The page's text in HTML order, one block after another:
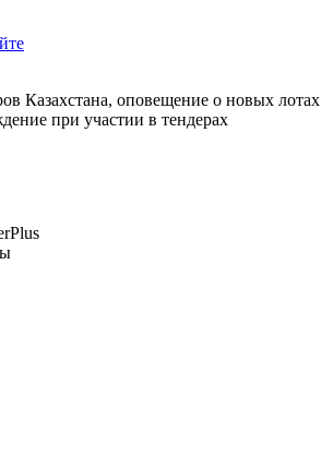
Казахстана, оповещение о новых лотах
при участии в тендерах